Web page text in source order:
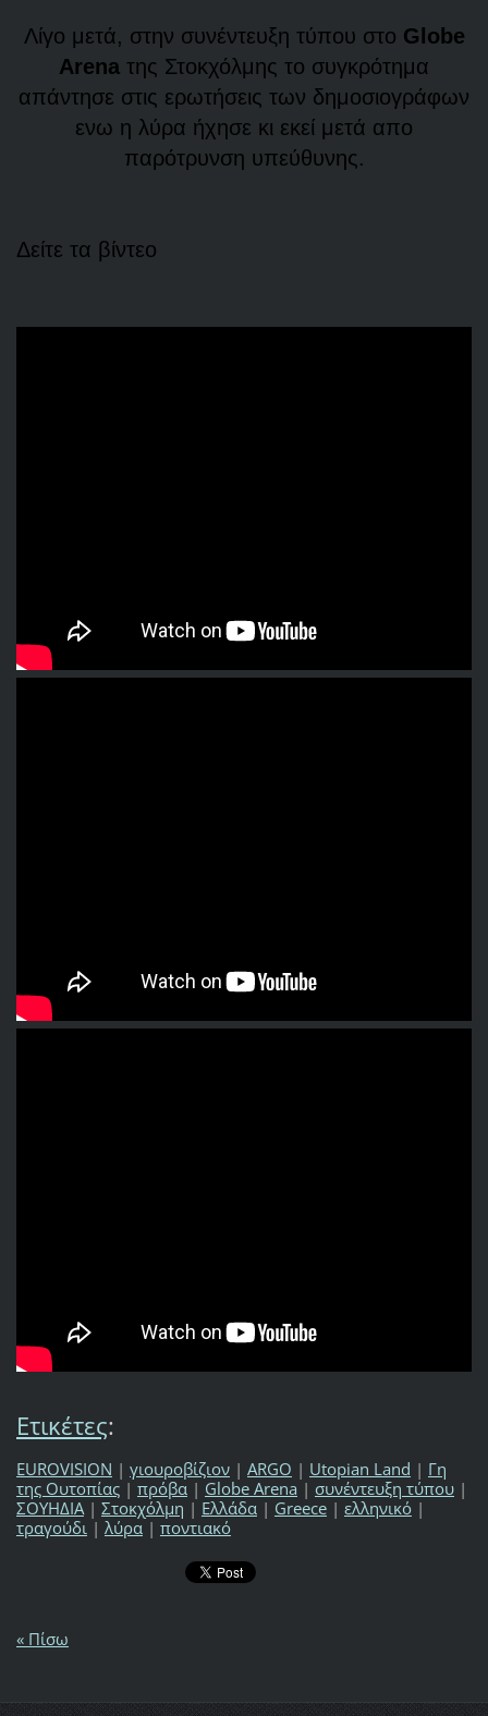
Λίγο μετά, στην συνέντευξη τύπου στο Globe
Arena της Στοκχόλμης το συγκρότημα
απάντησε στις ερωτήσεις των δημοσιογράφων
ενω η λύρα ήχησε κι εκεί μετά απο
παρότρυνση υπεύθυνης.
Δείτε τα βίντεο
Ετικέτες:
EUROVISION | γιουροβίζιον | ARGO | Utopian Land | Γη
της Ουτοπίας | πρόβα | Globe Arena | συνέντευξη τύπου |
ΣΟΥΗΔΙΑ | Στοκχόλμη | Ελλάδα | Greece | ελληνικό |
τραγούδι | λύρα | ποντιακό
« Πίσω